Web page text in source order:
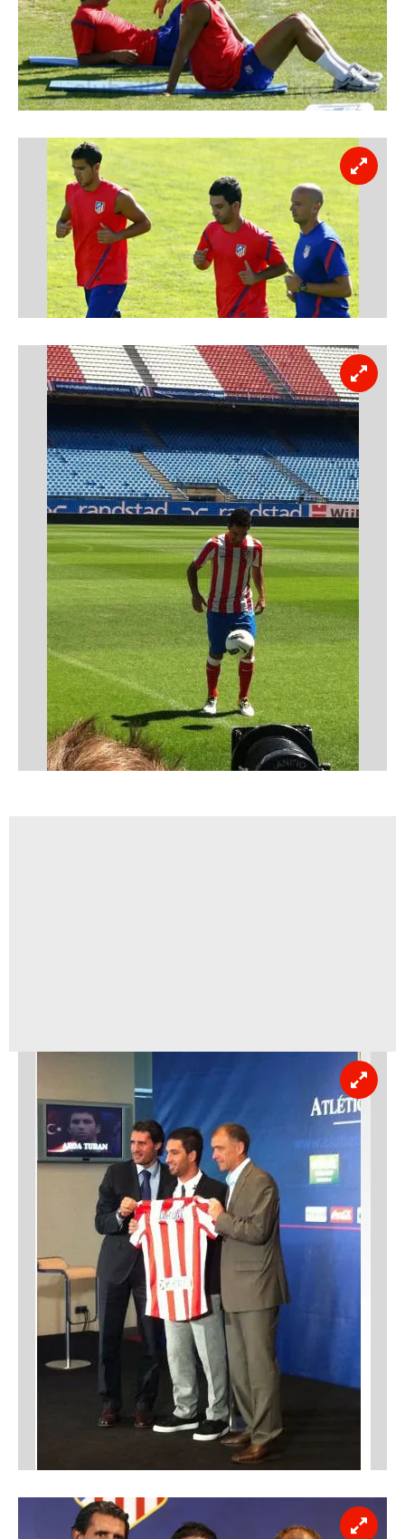
sınırlı olarak açık rızanız dahilinde kullanılacaktır.
Çerezlere ilişkin tercihlerinizi aşağıda yer alan panel
vasıtasıyla belirleyebilirsiniz. Çerezlere ilişkin detaylı bilgi
için Ayarlar butonuna tıklayabilir,Çerez Bilgilendirme
6698 sayılı Kişisel Verilerin Korunması Kanunu uyarınca
hazırlanmış Aydınlatma Metnimizi okumak ve sitemizde
ilgili mevzuata uygun olarak kullanılan çerezlerle ilgili bilgi
almak için lütfentıklayınız.